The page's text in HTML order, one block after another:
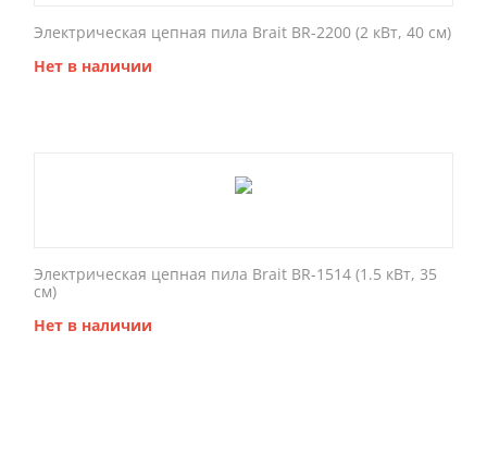
Электрическая цепная пила Brait BR-2200 (2 кВт, 40 см)
Нет в наличии
Электрическая цепная пила Brait BR-1514 (1.5 кВт, 35
см)
Нет в наличии